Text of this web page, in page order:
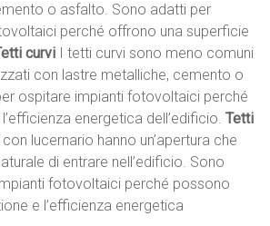
o asfalto. Sono adatti per
perché offrono una superficie
curvi I tetti curvi sono meno comuni
con lastre metalliche, cemento o
ospitare impianti fotovoltaici perché
energetica dell’edificio.Tetti
con lucernario hanno un’apertura che
di entrare nell’edificio. Sono
fotovoltaici perché possono
e l’efficienza energetica